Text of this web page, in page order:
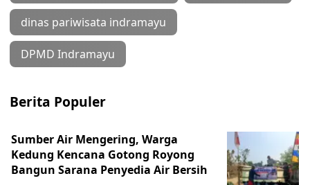
dinas pariwisata indramayu
DPMD Indramayu
Berita Populer
Sumber Air Mengering, Warga
Kedung Kencana Gotong Royong
Bangun Sarana Penyedia Air Bersih